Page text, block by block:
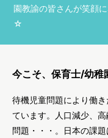
園教諭の皆さんが笑顔
☆
今こそ、保育士/幼稚
待機児童問題により働
ています。人口減少、
問題・・・。日本の課